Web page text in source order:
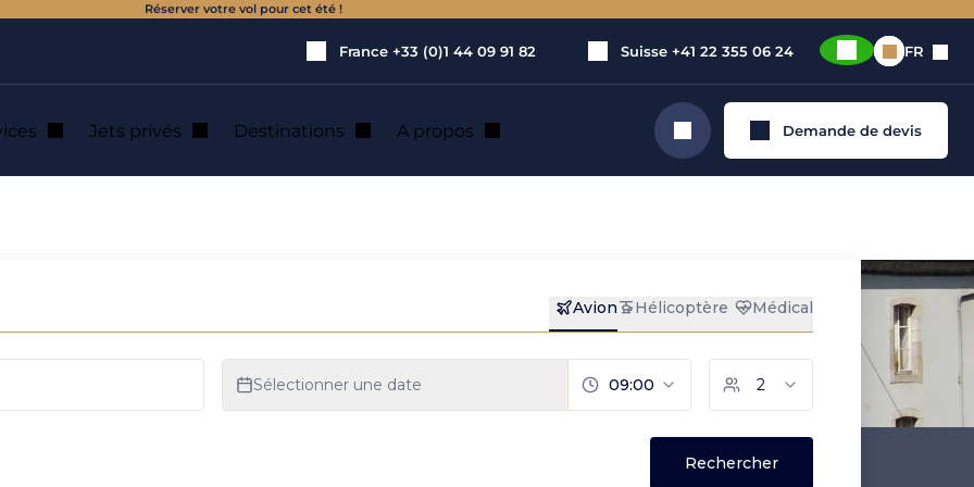
Réserver votre vol pour cet été !
France +33 (0)1 44 09 91 82 Suisse +41 22 355 06 24 FR
Jets privés Destinations A propos Rechercher Demande de devis